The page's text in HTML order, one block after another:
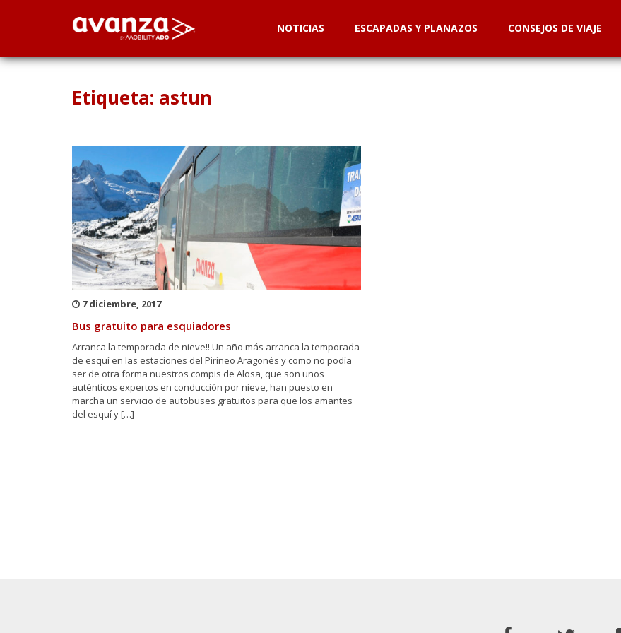
NOTICIAS ESCAPADAS Y PLANAZOS CONSEJOS DE VIAJE
Etiqueta: astun
7 diciembre, 2017
Bus gratuito para esquiadores
Arranca la temporada de nieve!! Un año más arranca la temporada
de esquí en las estaciones del Pirineo Aragonés y como no podía
ser de otra forma nuestros compis de Alosa, que son unos
auténticos expertos en conducción por nieve, han puesto en
marcha un servicio de autobuses gratuitos para que los amantes
del esquí y […]